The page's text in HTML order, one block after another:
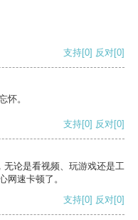
支持[0] 反对[0]
怀。
支持[0] 反对[0]
无论是看视频、玩游戏还是工
网速卡顿了。
支持[0] 反对[0]